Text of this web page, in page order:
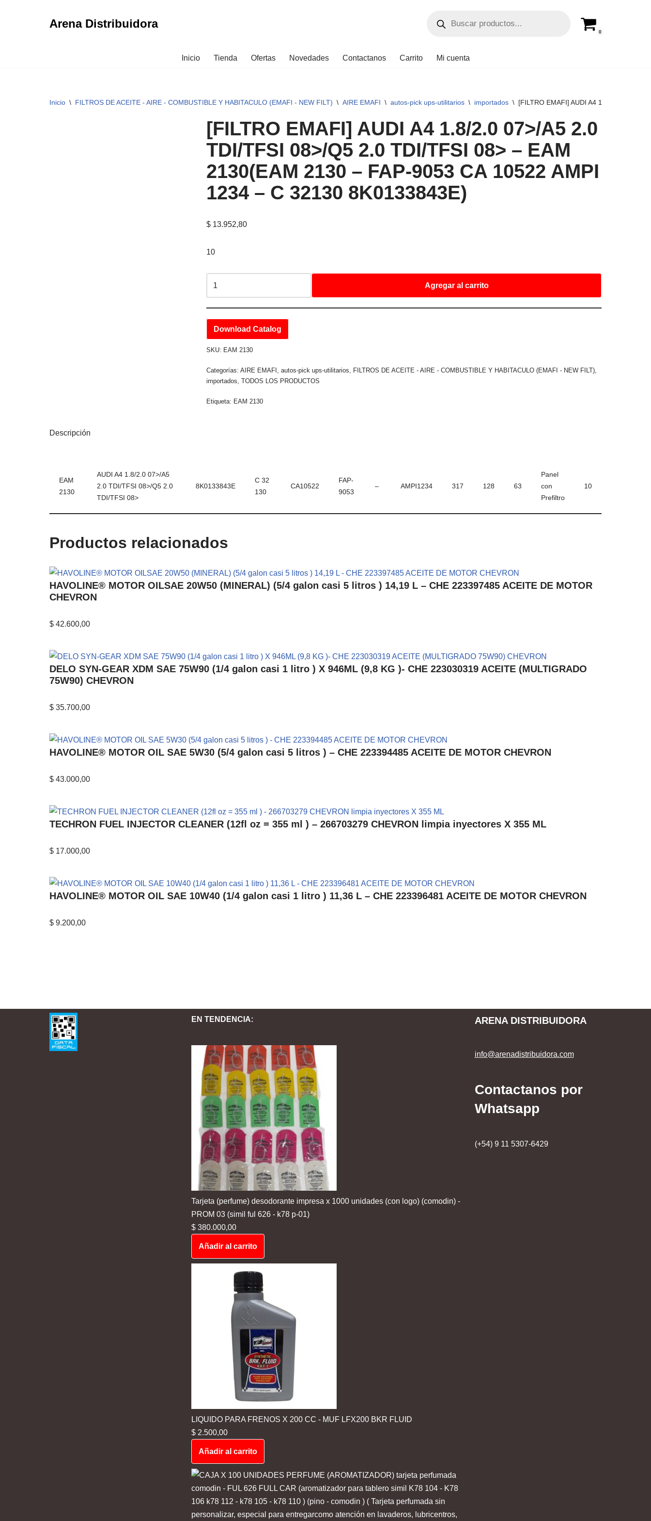
Arena Distribuidora
0
Inicio Tienda Ofertas Novedades Contactanos Carrito Mi cuenta
Inicio \ FILTROS DE ACEITE - AIRE - COMBUSTIBLE Y HABITACULO (EMAFI - NEW FILT) \ AIRE EMAFI \ autos-pick ups-utilitarios \ importados \ [FILTRO EMAFI] AUDI A4 1.8/2.0 07>/A5
[FILTRO EMAFI] AUDI A4 1.8/2.0 07>/A5 2.0
TDI/TFSI 08>/Q5 2.0 TDI/TFSI 08> – EAM
2130(EAM 2130 – FAP-9053 CA 10522 AMPI
1234 – C 32130 8K0133843E)
$ 13.952,80
10
Agregar al carrito
Download Catalog
SKU: EAM 2130
Categorías:AIRE EMAFI ,autos-pick ups-utilitarios, FILTROS DE ACEITE - AIRE - COMBUSTIBLE Y HABITACULO (EMAFI - NEW FILT),
importados,TODOS LOS PRODUCTOS
Etiqueta: EAM 2130
Descripción
EAM
2130
AUDI A4 1.8/2.0 07>/A5
2.0 TDI/TFSI 08>/Q5 2.0
TDI/TFSI 08>
8K0133843E
C 32
130
CA10522
FAP-
9053
– AMPI1234 317 128 63
Panel
con
Prefiltro
10
Productos relacionados
HAVOLINE® MOTOR OILSAE 20W50 (MINERAL) (5/4 galon casi 5 litros ) 14,19 L – CHE 223397485 ACEITE DE MOTOR
CHEVRON
$ 42.600,00
DELO SYN-GEAR XDM SAE 75W90 (1/4 galon casi 1 litro ) X 946ML (9,8 KG )- CHE 223030319 ACEITE (MULTIGRADO
75W90) CHEVRON
$ 35.700,00
HAVOLINE® MOTOR OIL SAE 5W30 (5/4 galon casi 5 litros ) – CHE 223394485 ACEITE DE MOTOR CHEVRON
$ 43.000,00
TECHRON FUEL INJECTOR CLEANER (12fl oz = 355 ml ) – 266703279 CHEVRON limpia inyectores X 355 ML
$ 17.000,00
HAVOLINE® MOTOR OIL SAE 10W40 (1/4 galon casi 1 litro ) 11,36 L – CHE 223396481 ACEITE DE MOTOR CHEVRON
$ 9.200,00
EN TENDENCIA:
Tarjeta (perfume) desodorante impresa x 1000 unidades (con logo) (comodin) -
PROM 03 (simil ful 626 - k78 p-01)
$380.000,00
Añadir al carrito
LIQUIDO PARA FRENOS X 200 CC - MUF LFX200 BKR FLUID
$2.500,00
Añadir al carrito
ARENA DISTRIBUIDORA
info@arenadistribuidora.com
Contactanos por
Whatsapp
(+54) 9 11 5307-6429